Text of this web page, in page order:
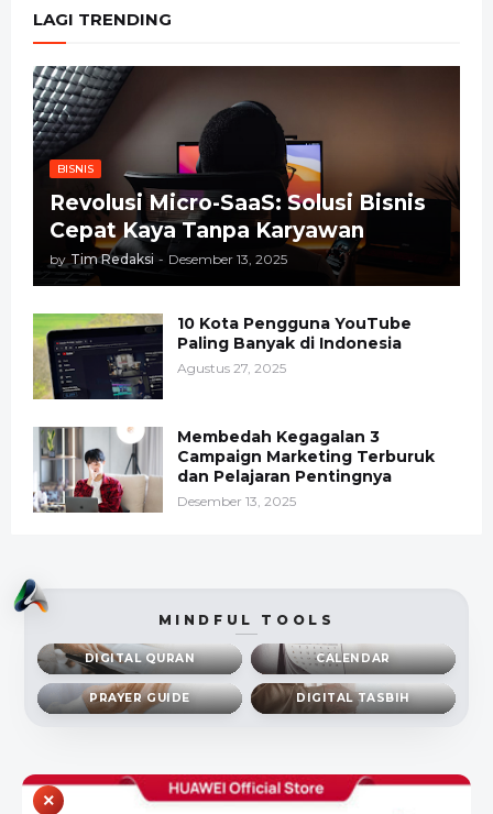
LAGI TRENDING
BISNIS
Revolusi Micro-SaaS: Solusi Bisnis
Cepat Kaya Tanpa Karyawan
by Tim Redaksi - Desember 13, 2025
10 Kota Pengguna YouTube
Paling Banyak di Indonesia
Agustus 27, 2025
Membedah Kegagalan 3
Campaign Marketing Terburuk
dan Pelajaran Pentingnya
Desember 13, 2025
MINDFUL TOOLS
DIGITAL QURAN CALENDAR
PRAYER GUIDE DIGITAL TASBIH
×